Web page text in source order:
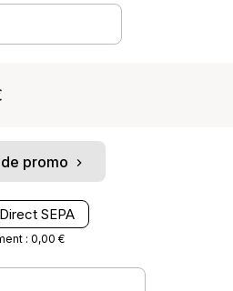
promo
SEPA
: 0,00 €